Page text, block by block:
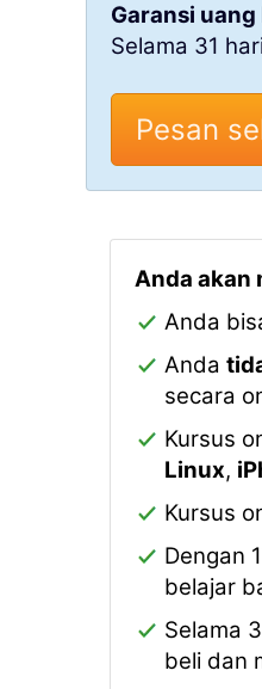
Garansi
Selama 31
Anda akan
Anda
Anda
secara
Kursus
Linux,
Kursus
Dengan
belajar
Selama
beli dan